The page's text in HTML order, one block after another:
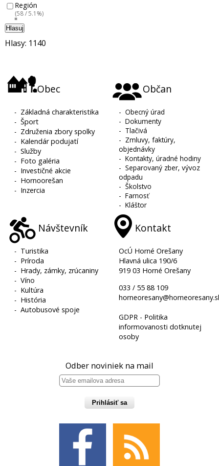
Región
(58 / 5.1%)
Hlasuj
Hlasy: 1140
Obec
- Základná charakteristika
-Šport
- Združenia zbory spolky
- Kalendár podujatí
-Služby
- Foto galéria
- Investičné akcie
- Hornoorešan
- Inzercia
Občan
-Obecný úrad
-Dokumenty
- Tlačivá
- Zmluvy, faktúry,
objednávky
-Kontakty, úradné hodiny
-Separovaný zber, vývoz
odpadu
-Školstvo
-Farnosť
-Kláštor
Návštevník
- Turistika
- Príroda
- Hrady, zámky, zrúcaniny
-Víno
- Kultúra
- História
-Autobusové spoje
Kontakt
OcÚ Horné Orešany
Hlavná ulica 190/6
919 03 Horné Orešany
033 / 55 88 109
GDPR - Politika
informovanosti dotknutej
osoby
Odber noviniek na mail
Prihlásiť sa